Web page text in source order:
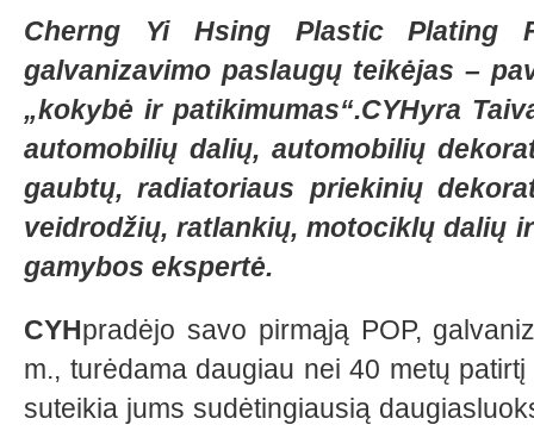
Cherng Yi Hsing Plastic Plating
galvanizavimo paslaugų teikėjas –
„kokybė ir patikimumas“.CYHyra
automobilių dalių, automobilių
gaubtų, radiatoriaus priekinių
veidrodžių, ratlankių, motociklų dalių
gamybos ekspertė.
CYHpradėjo savo pirmąją POP,
m., turėdama daugiau nei 40 metų
suteikia jums sudėtingiausią